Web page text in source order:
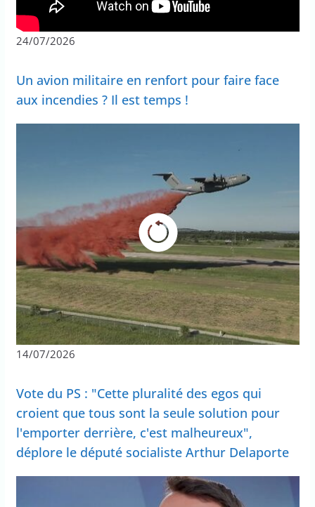
24/07/2026
Un avion militaire en renfort pour faire face
aux incendies ? Il est temps !
14/07/2026
Vote du PS : "Cette pluralité des egos qui
croient que tous sont la seule solution pour
l'emporter derrière, c'est malheureux",
déplore le député socialiste Arthur Delaporte